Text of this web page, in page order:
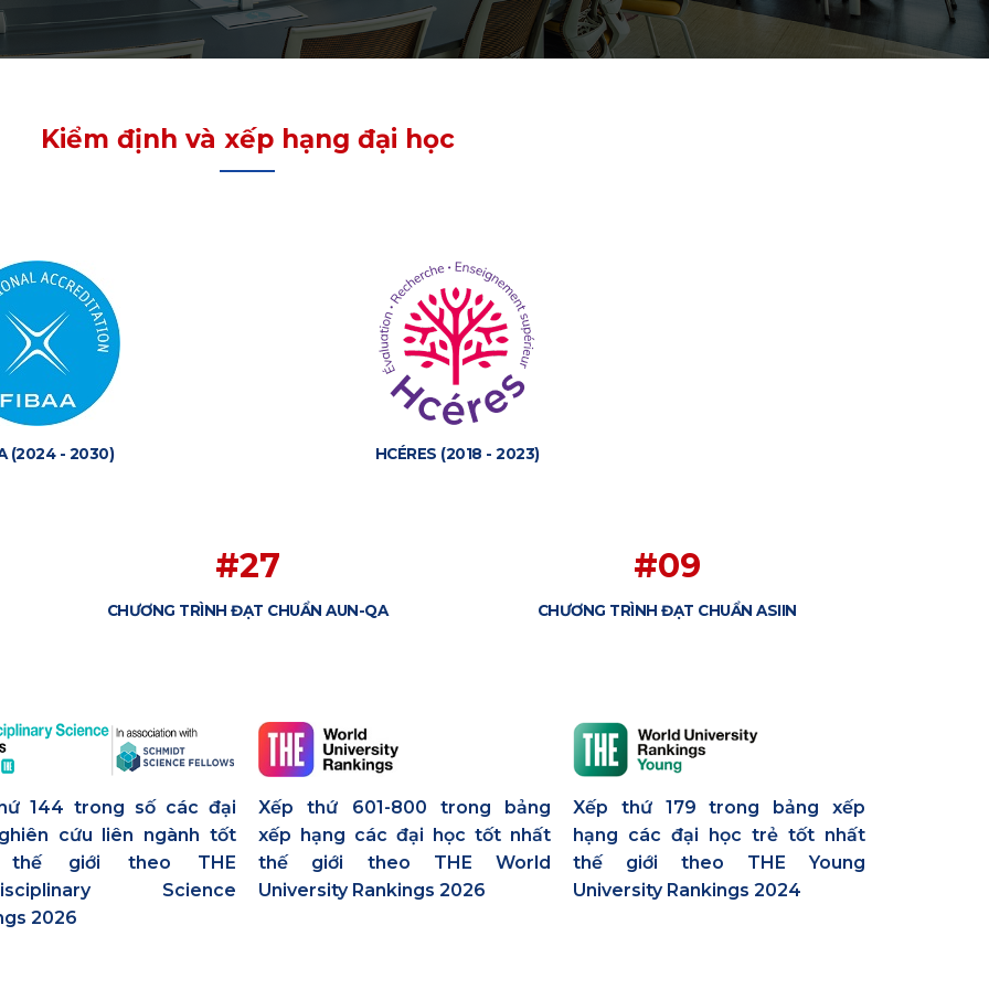
Kiểm định và xếp hạng đại học
(2024 - 2030) HCÉRES (2018 - 2023)
#27
CHƯƠNG TRÌNH ĐẠT CHUẨN AUN-QA
#09
CHƯƠNG TRÌNH ĐẠT CHUẨN ASIIN
144 trong số các đại
cứu liên ngành tốt
thế giới theo THE
Science
2026
Xếp thứ 601-800 trong bảng
xếp hạng các đại học tốt nhất
thế giới theo THE World
University Rankings 2026
Xếp thứ 179 trong bảng xếp
hạng các đại học trẻ tốt nhất
thế giới theo THE Young
University Rankings 2024